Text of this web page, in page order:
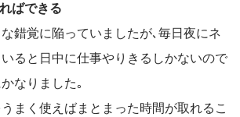
ばできる
錯覚に陥っていましたが､毎日夜にネ
ると日中に仕事やりきるしかないので
なりました｡
まく使えばまとまった時間が取れるこ